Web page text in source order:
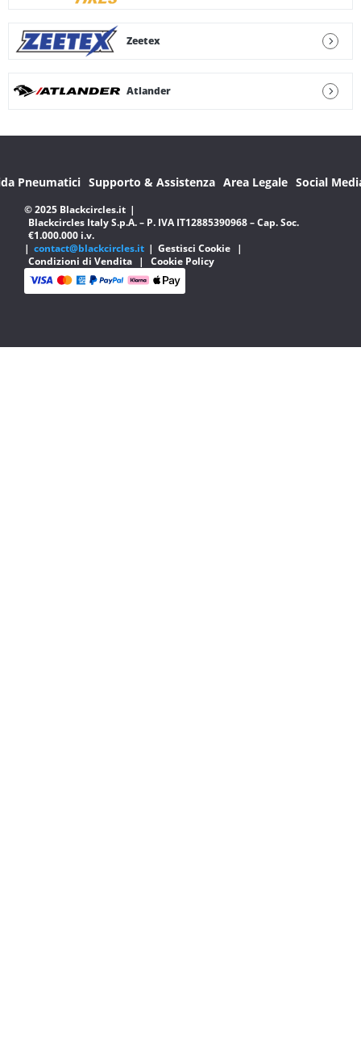
Zeetex
Atlander
Pneumatici Supporto & Assistenza Area Legale Social
© 2025 Blackcircles.it |
Blackcircles Italy S.p.A. – P. IVA IT12885390968 – Cap. Soc.
€1.000.000 i.v.
| contact@blackcircles.it | Gestisci Cookie |
Condizioni di Vendita | Cookie Policy